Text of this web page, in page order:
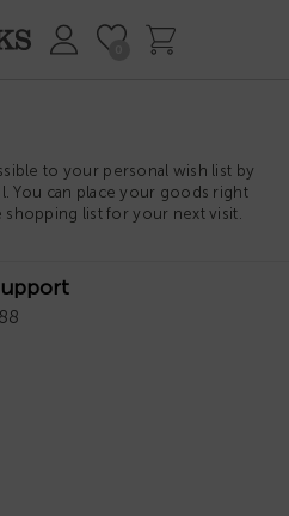
to your personal wish list by
You can place your goods right
list for your next visit.